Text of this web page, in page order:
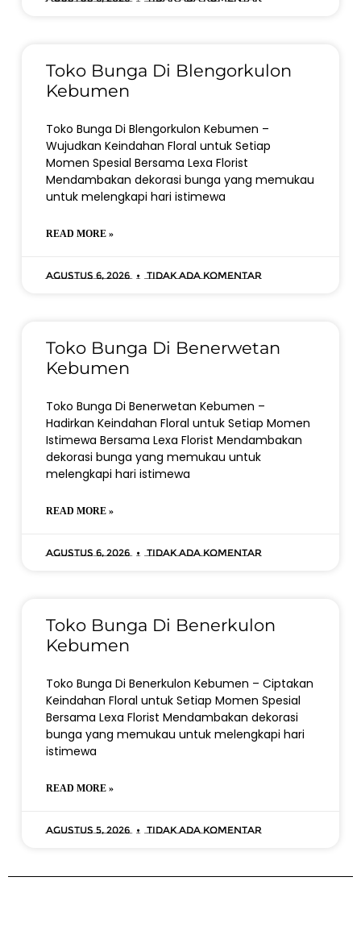
Toko Bunga Di Blengorkulon
Kebumen
Toko Bunga Di Blengorkulon Kebumen –
Wujudkan Keindahan Floral untuk Setiap
Momen Spesial Bersama Lexa Florist
Mendambakan dekorasi bunga yang memukau
untuk melengkapi hari istimewa
READ MORE »
Agustus 6, 2026 Tidak ada komentar
Toko Bunga Di Benerwetan
Kebumen
Toko Bunga Di Benerwetan Kebumen –
Hadirkan Keindahan Floral untuk Setiap Momen
Istimewa Bersama Lexa Florist Mendambakan
dekorasi bunga yang memukau untuk
melengkapi hari istimewa
READ MORE »
Agustus 6, 2026 Tidak ada komentar
Toko Bunga Di Benerkulon
Kebumen
Toko Bunga Di Benerkulon Kebumen – Ciptakan
Keindahan Floral untuk Setiap Momen Spesial
Bersama Lexa Florist Mendambakan dekorasi
bunga yang memukau untuk melengkapi hari
istimewa
READ MORE »
Agustus 5, 2026 Tidak ada komentar